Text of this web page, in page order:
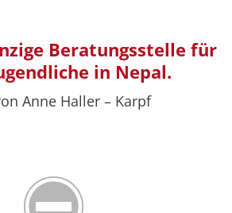
Beratungsstelle für
in Nepal.
Anne Haller – Karpf